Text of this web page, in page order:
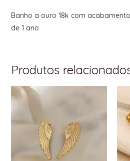
Banho a ouro 18k com
de 1 ano
Produtos